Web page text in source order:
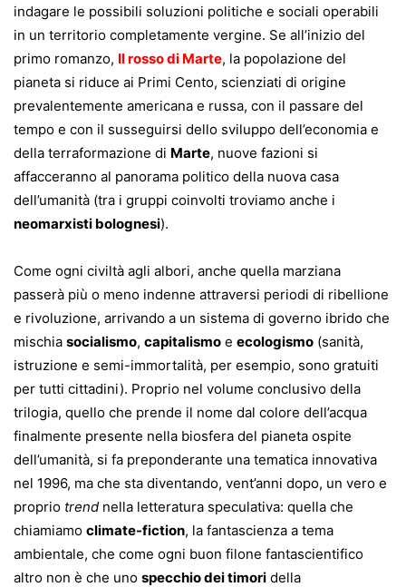
indagare le possibili soluzioni politiche e sociali operabili
in un territorio completamente vergine. Se all’inizio del
primo romanzo, Il rosso di Marte, la popolazione del
pianeta si riduce ai Primi Cento, scienziati di origine
prevalentemente americana e russa, con il passare del
tempo e con il susseguirsi dello sviluppo dell’economia e
della terraformazione di Marte, nuove fazioni si
affacceranno al panorama politico della nuova casa
dell’umanità (tra i gruppi coinvolti troviamo anche i
neomarxisti bolognesi).
Come ogni civiltà agli albori, anche quella marziana
passerà più o meno indenne attraversi periodi di ribellione
e rivoluzione, arrivando a un sistema di governo ibrido che
mischia socialismo, capitalismo e ecologismo (sanità,
istruzione e semi-immortalità, per esempio, sono gratuiti
per tutti cittadini). Proprio nel volume conclusivo della
trilogia, quello che prende il nome dal colore dell’acqua
finalmente presente nella biosfera del pianeta ospite
dell’umanità, si fa preponderante una tematica innovativa
nel 1996, ma che sta diventando, vent’anni dopo, un vero e
proprio trend nella letteratura speculativa: quella che
chiamiamo climate-fiction, la fantascienza a tema
ambientale, che come ogni buon filone fantascientifico
altro non è che uno specchio dei timori della